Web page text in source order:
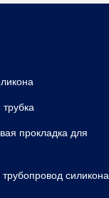
прокладка для
силикона